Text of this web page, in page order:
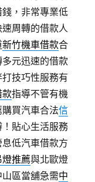
，非常專業低
速周轉的借款人
新竹機車借款合
元迅速的借款
技巧性服務有
款指導不管有機
買汽車合法信
貼心生活服務
低汽車借款方
燈推薦與北歐燈
區當舖急需中